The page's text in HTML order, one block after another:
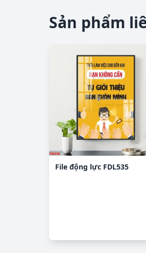
Sản phẩm
File động lực FDL535